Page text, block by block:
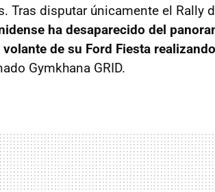
Tras disputar únicamente el Rally
ha desaparecido del
de su Ford Fiesta
Gymkhana GRID.